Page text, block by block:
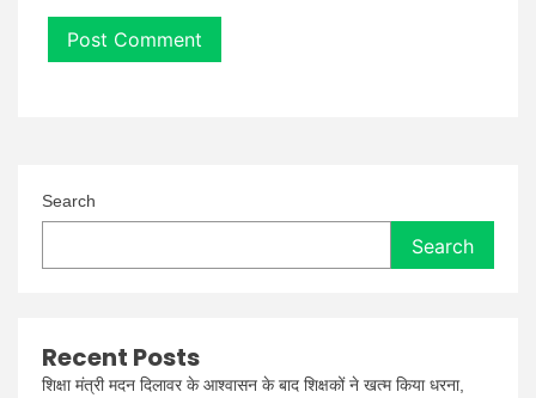
Search
Search
Recent Posts
शिक्षा मंत्री मदन दिलावर के आश्वासन के बाद शिक्षकों ने खत्म किया धरना,